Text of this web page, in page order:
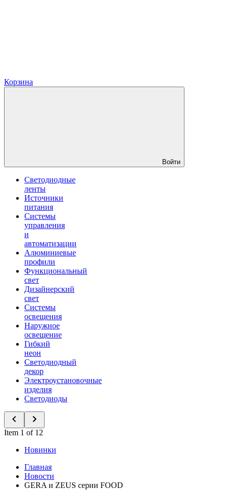
Корзина
Войти
Светодиодные
ленты
Источники
питания
Системы
управления
и
автоматизации
Алюминиевые
профили
Функциональный
свет
Дизайнерский
свет
Системы
освещения
Наружное
освещение
Гибкий
неон
Светодиодный
декор
Электроустановочные
изделия
Светодиоды
Item 1 of 12
Новинки
Главная
Новости
GERA и ZEUS серии FOOD